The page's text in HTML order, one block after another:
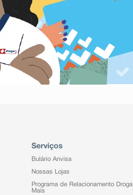
Serviços
Bulário Anvisa
Nossas Lojas
Programa de Relacionamento Drogal
Mais